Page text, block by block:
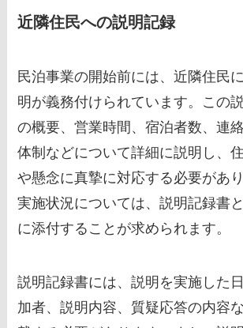
近隣住民への説明記録
民泊事業の開始前には、近隣住民
明が義務付けられています。この
の概要、営業時間、宿泊者数、連
体制などについて詳細に説明し、
や懸念に真摯に対応する必要があ
実施状況については、説明記録書
に添付することが求められます。
説明記録書には、説明を実施した
加者、説明内容、質疑応答の内容